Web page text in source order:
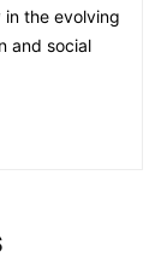
the evolving
and social